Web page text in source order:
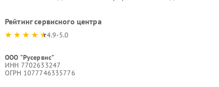
Рейтинг сервисного центра
4.9-5.0
ООО "Русервис"
ИНН 7702633247
ОГРН 1077746335776